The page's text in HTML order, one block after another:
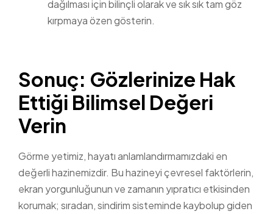
dağılması için bilinçli olarak ve sık sık tam göz
kırpmaya özen gösterin.
Sonuç: Gözlerinize Hak
Ettiği Bilimsel Değeri
Verin
Görme yetimiz, hayatı anlamlandırmamızdaki en
değerli hazinemizdir. Bu hazineyi çevresel faktörlerin,
ekran yorgunluğunun ve zamanın yıpratıcı etkisinden
korumak; sıradan, sindirim sisteminde kaybolup giden